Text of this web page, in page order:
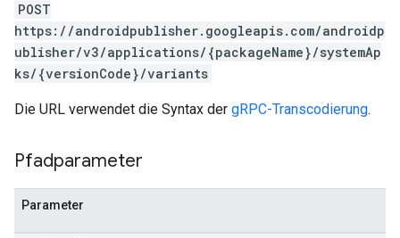
POST
https://androidpublisher.googleapis.com/androidp
ublisher/v3/applications/{packageName}/systemAp
ks/{versionCode}/variants
Die URL verwendet die Syntax der gRPC-Transcodierung.
Pfadparameter
Parameter